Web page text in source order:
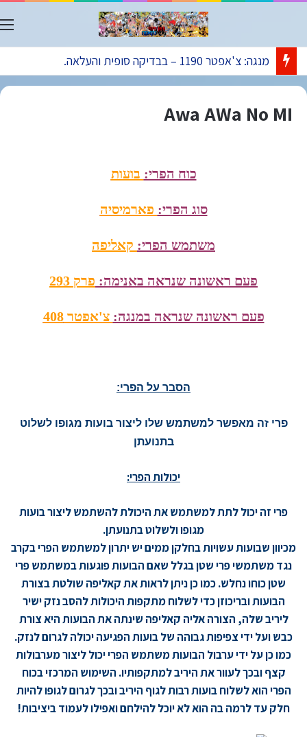
מנגה: צ'אפטר 1190 – בבדיקה סופית והעלאה.
Awa AWa No MI
כוח הפרי: בועות
סוג הפרי: פארמיסיה
משתמש הפרי: קאליפה
פעם ראשונה שנראה באנימה: פרק 293
פעם ראשונה שנראה במנגה: צ'אפטר 408
הסבר על הפרי:
פרי זה מאפשר למשתמש שלו ליצור בועות מגופו לשלוט
בתנועתן
יכולות הפרי:
פרי זה יכול לתת למשתמש את היכולת להשתמש ליצור בועות
מגופו ולשלוט בתנועתן.
מכיוון שבועות עשויות בחלקן ממים יש יתרון למשתמש הפרי בקרב
נגד משתמשי פרי שטן בגלל שאם הבועות פוגעות במשתמש פרי
שטן כוחו נחלש. כמו כן ניתן לראות את קאליפה שולטת בצורת
הבועות ובריכוזן כדי לשלוח מתקפות היכולות להסב נזק ישיר
ליריב שלה, הצורה אליה קאליפה שינתה את הבועות היא צורת
כבש ועל ידי צפיפות גבוהה של בועות הפגיעה יכולה לגרום לנזק.
כמו כן על ידי ערבול הבועות משתמש הפרי יכול ליצור מערבולות
קצף ובכך לעוור את היריב למתקפותיו. השימוש המרכזי בכוח
הפרי הוא לשלוח בועות רבות לגוף היריב ובכך לגרום לגופו להיות
חלק עד לרמה בה הוא לא יוכל להילחם ואפילו לעמוד ביציבות!